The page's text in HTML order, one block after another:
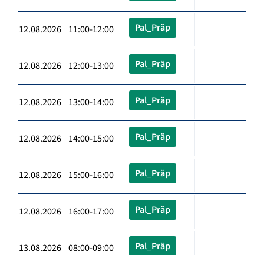
12.08.2026 11:00-12:00 Pal_Präp
12.08.2026 12:00-13:00 Pal_Präp
12.08.2026 13:00-14:00 Pal_Präp
12.08.2026 14:00-15:00 Pal_Präp
12.08.2026 15:00-16:00 Pal_Präp
12.08.2026 16:00-17:00 Pal_Präp
13.08.2026 08:00-09:00 Pal_Präp